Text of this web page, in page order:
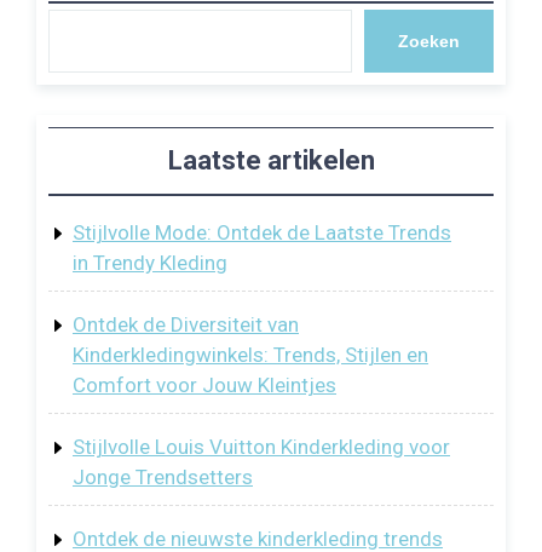
Zoeken
Laatste artikelen
Stijlvolle Mode: Ontdek de Laatste Trends
in Trendy Kleding
Ontdek de Diversiteit van
Kinderkledingwinkels: Trends, Stijlen en
Comfort voor Jouw Kleintjes
Stijlvolle Louis Vuitton Kinderkleding voor
Jonge Trendsetters
Ontdek de nieuwste kinderkleding trends